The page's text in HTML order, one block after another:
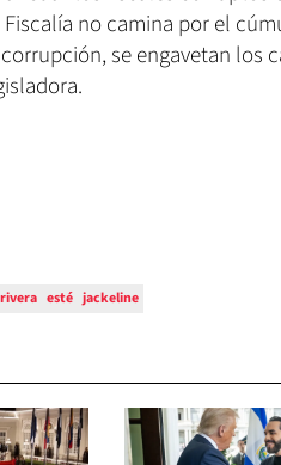
no camina por el
se engavetan los
rivera esté jackeline